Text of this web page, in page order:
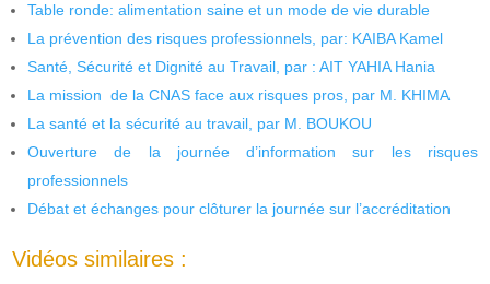
Table ronde: alimentation saine et un mode de vie durable
La prévention des risques professionnels, par: KAIBA Kamel
Santé, Sécurité et Dignité au Travail, par : AIT YAHIA Hania
La mission de la CNAS face aux risques pros, par M. KHIMA
La santé et la sécurité au travail, par M. BOUKOU
Ouverture de la journée d’information sur les risques
professionnels
Débat et échanges pour clôturer la journée sur l’accréditation
Vidéos similaires :